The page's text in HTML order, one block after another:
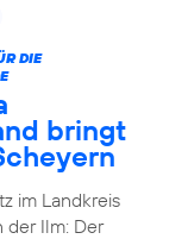
DIE
bringt
im Landkreis
der Ilm: Der